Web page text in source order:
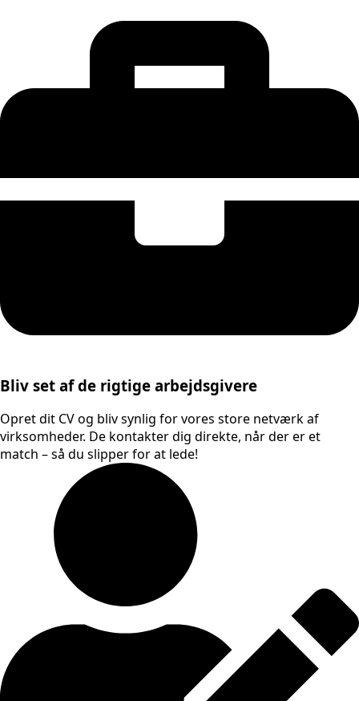
Bliv set af de rigtige arbejdsgivere
Opret dit CV og bliv synlig for vores store netværk af
virksomheder. De kontakter dig direkte, når der er et
match – så du slipper for at lede!